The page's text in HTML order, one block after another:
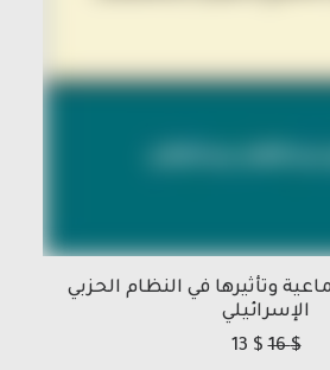
وتأثيرها في النظام الحزبي
الإسرائيلي
16$
13 $